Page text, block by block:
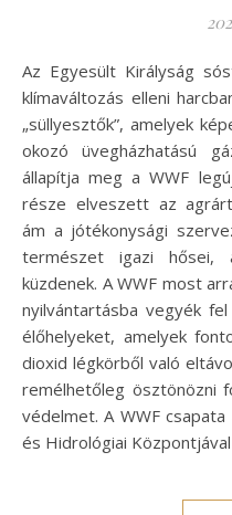
Az Egyesült Királyság sóstóinak jelentős szerepe van a
klímaváltozás elleni
„süllyesztők”, amelyek
okozó üvegházhatású
állapítja meg a WWF
része elveszett az
ám a jótékonysági
természet igazi hősei,
küzdenek. A WWF most
nyilvántartásba vegyék
élőhelyeket, amelyek
dioxid légkörből való
remélhetőleg ösztönözni
védelmet. A WWF
és Hidrológiai